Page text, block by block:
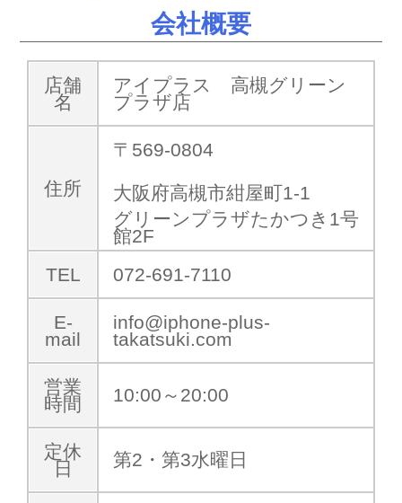
会社概要
店舗
名
アイプラス 高槻グリーン
プラザ店
住所
〒569-0804
大阪府高槻市紺屋町1-1
グリーンプラザたかつき1号
館2F
TEL
072-691-7110
E-
mail
info@iphone-plus-
takatsuki.com
営業
時間
10:00～20:00
定休
日
第2・第3水曜日